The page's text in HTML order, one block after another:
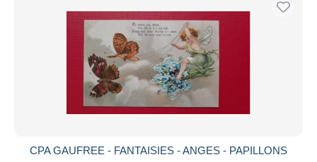
CPA GAUFREE - FANTAISIES - ANGES - PAPILLONS